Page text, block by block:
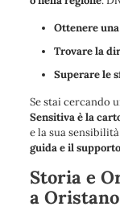
Ottenere
Trovare la
Superare le
Se stai cercando
Sensitiva è la
e la sua
guida e il
Storia e
a Oristano